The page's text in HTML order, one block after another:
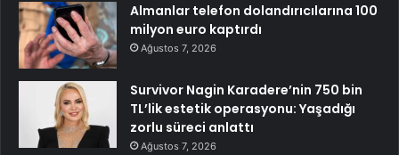
Almanlar telefon dolandırıcılarına 100
milyon euro kaptırdı
Ağustos 7, 2026
Survivor Nagin Karadere’nin 750 bin
TL’lik estetik operasyonu: Yaşadığı
zorlu süreci anlattı
Ağustos 7, 2026